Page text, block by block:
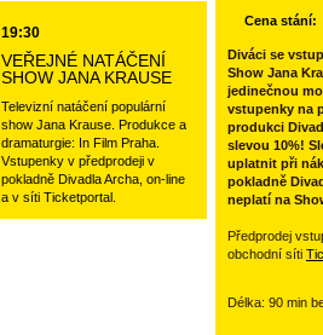
19:30
VEŘEJNÉ NATÁČENÍ
SHOW JANA KRAUSE
Televizní natáčení populární
show Jana Krause. Produkce a
dramaturgie: In Film Praha.
Vstupenky v předprodeji v
pokladně Divadla Archa, on-line
a v síti Ticketportal.
Cena stání:
Diváci se
Show Jana
jedinečnou
vstupenky na
produkci
slevou 10%!
uplatnit při
pokladně
neplatí na
Předprodej
obchodní síti
Délka: 90 min